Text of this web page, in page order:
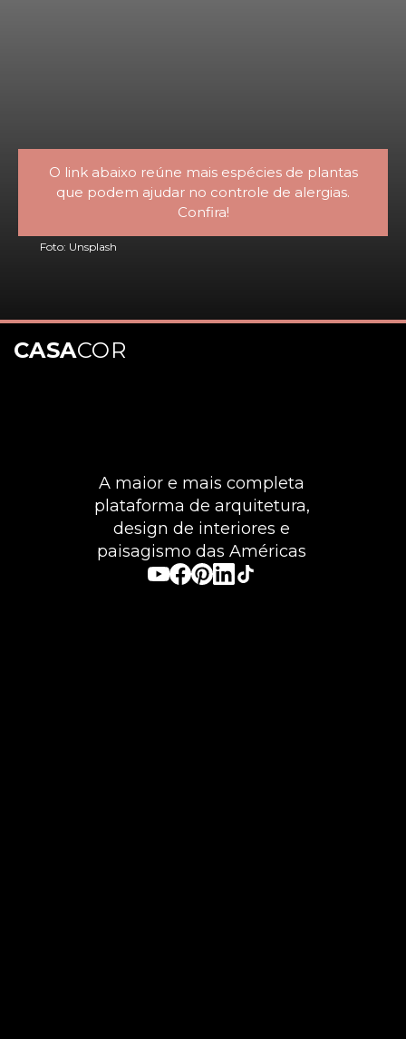
O link abaixo reúne mais espécies de plantas
que podem ajudar no controle de alergias.
Confira!
Foto: Unsplash
Opening
A maior e mais completa
plataforma de arquitetura,
design de interiores e
paisagismo das Américas
CASACOR